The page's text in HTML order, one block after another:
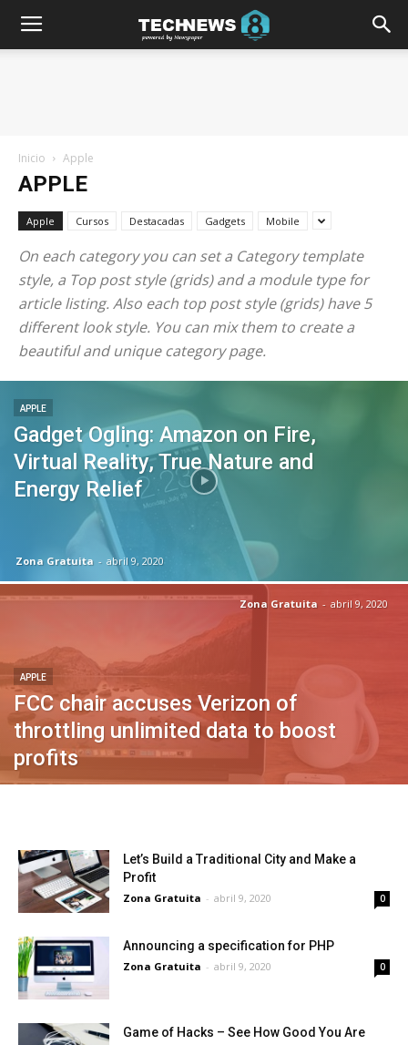
Inicio Apple
APPLE
Apple Cursos Destacadas Gadgets Mobile
On each category you can set a Category template
style, a Top post style (grids) and a module type for
article listing. Also each top post style (grids) have 5
different look style. You can mix them to create a
beautiful and unique category page.
APPLE
Gadget Ogling: Amazon on Fire,
Virtual Reality, True Nature and
Energy Relief
Zona Gratuita - abril 9, 2020
APPLE
FCC chair accuses Verizon of
throttling unlimited data to boost
profits
Zona Gratuita - abril 9, 2020
Let’s Build a Traditional City and Make a
Profit
Zona Gratuita - abril 9, 2020 0
Announcing a specification for PHP
Zona Gratuita - abril 9, 2020 0
Game of Hacks – See How Good You Are